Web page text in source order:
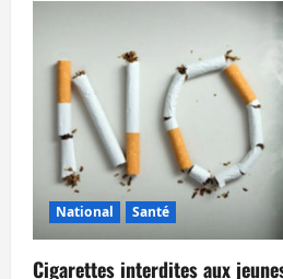
National Santé
Cigarettes interdites aux